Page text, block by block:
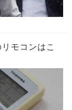
モコンはこ